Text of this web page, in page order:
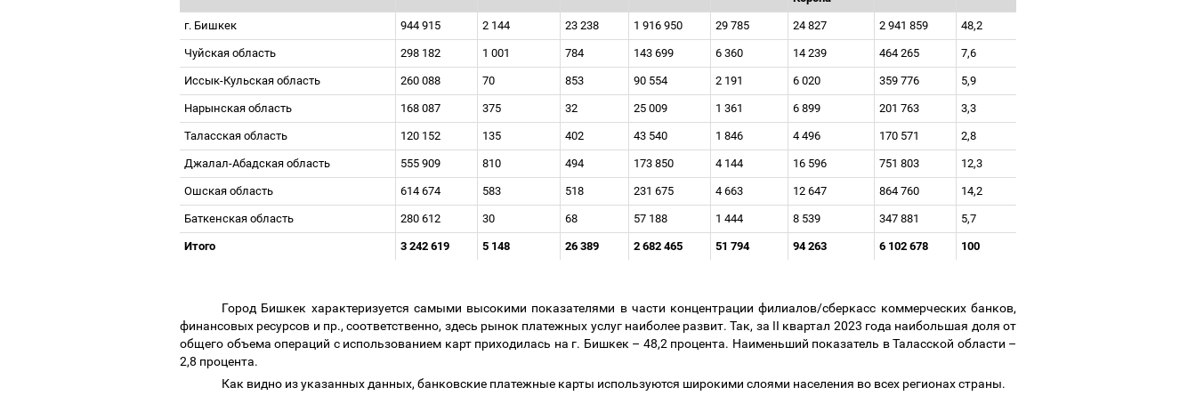
г. Бишкек 944 915 2 144 23 238 1 916 950 29 785 24 827 2 941 859 48,2
Чуйская область 298 182 1 001 784 143 699 6 360 14 239 464 265 7,6
Иссык-Кульская область 260 088 70 853 90 554 2 191 6 020 359 776 5,9
Нарынская область 168 087 375 32 25 009 1 361 6 899 201 763 3,3
Таласская область 120 152 135 402 43 540 1 846 4 496 170 571 2,8
Джалал-Абадская область 555 909 810 494 173 850 4 144 16 596 751 803 12,3
Ошская область 614 674 583 518 231 675 4 663 12 647 864 760 14,2
Баткенская область 280 612 30 68 57 188 1 444 8 539 347 881 5,7
Итого 3 242 619 5 148 26 389 2 682 465 51 794 94 263 6 102 678 100
Город Бишкек характеризуется самыми высокими показателями в части концентрации филиалов/сберкасс коммерческих банков,
финансовых ресурсов и пр., соответственно, здесь рынок платежных услуг наиболее развит. Так, за II квартал 2023 года наибольшая доля от
общего объема операций с использованием карт приходилась на г. Бишкек – 48,2 процента. Наименьший показатель в Таласской области –
2,8 процента.
Как видно из указанных данных, банковские платежные карты используются широкими слоями населения во всех регионах страны.